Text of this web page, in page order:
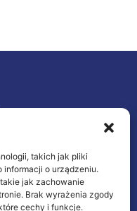
takich jak pliki
o urządzeniu.
jak zachowanie
Brak wyrażenia zgody
cechy i funkcje.